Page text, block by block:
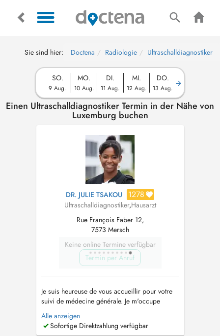
Sie sind hier: Doctena Radiologie Ultraschalldiagnostiker
SO.
9 Aug.
MO.
10 Aug.
DI.
11 Aug.
MI.
12 Aug.
DO.
13 Aug.
Einen Ultraschalldiagnostiker Termin in der Nähe von
Luxemburg buchen
DR. JULIE TSAKOU 1278
Ultraschalldiagnostiker,Hausarzt
Rue François Faber 12,
7573 Mersch
Keine online Termine verfügbar
Termin per Anruf
Je suis heureuse de vous accueillir pour votre
suivi de médecine générale. Je m'occupe
également de la santé des enfants dès la
naissance jusqu'à l'âge adulte, y compris les
vaccins. Ainsi que de la santé de la femme (
Alle anzeigen
Sofortige Direktzahlung verfügbar